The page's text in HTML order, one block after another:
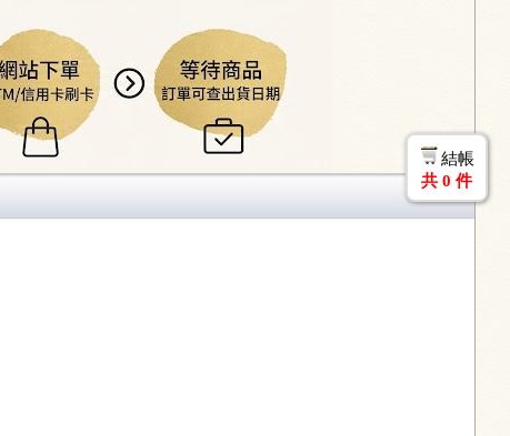
結帳
共 0 件